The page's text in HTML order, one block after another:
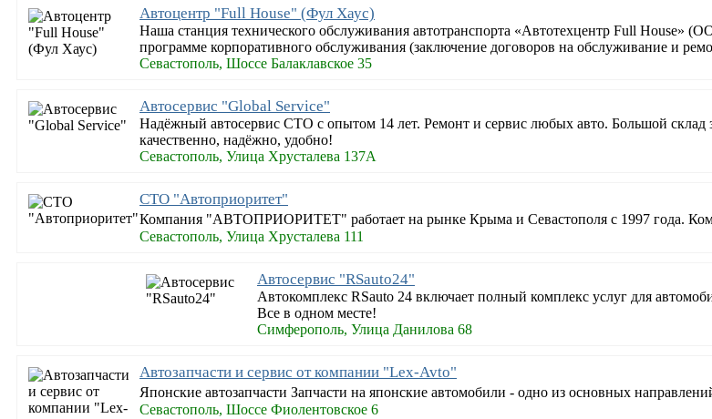
Автоцентр "Full House" (Фул Хаус)
Наша станция технического обслуживания автотранспорта «Автотехцентр Full House»
программе корпоративного обслуживания (заключение договоров на обслуживание и
Севастополь, Шоссе Балаклавское 35
Автосервис "Global Service"
Надёжный автосервис СТО с опытом 14 лет. Ремонт и сервис любых авто. Большой склад
качественно, надёжно, удобно!
Севастополь, Улица Хрусталева 137А
СТО "Автоприоритет"
Компания "АВТОПРИОРИТЕТ" работает на рынке Крыма и Севастополя с 1997 года.
Севастополь, Улица Хрусталева 111
Автосервис "RSauto24"
Автокомплекс RSauto 24 включает полный комплекс услуг для
Все в одном месте!
Симферополь, Улица Данилова 68
Автозапчасти и сервис от компании "Lex-Avto"
Японские автозапчасти Запчасти на японские автомобили - одно из основных
Севастополь, Шоссе Фиолентовское 6